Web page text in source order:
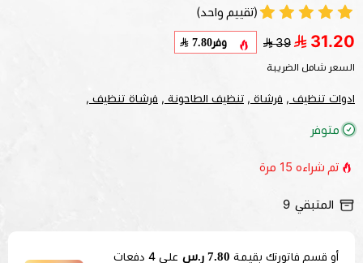
(تقييم واحد)
31.20
39 وفر7.80
السعر شامل الضريبة
ادوات تنظيف , فرشاة , تنظيف الطاحونة , فرشاة تنظيف ,
متوفر
تم شراءه 15 مرة
المتبقي 9
أو قسم فاتورتك بقيمة 7.80 ر.س على 4 دفعات